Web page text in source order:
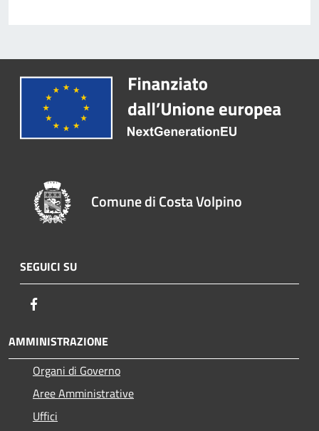
Comune di Costa Volpino
SEGUICI SU
AMMINISTRAZIONE
Organi di Governo
Aree Amministrative
Uffici